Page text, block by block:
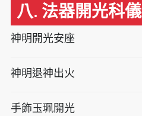
八. 法器開光科儀
神明開光安座
神明退神出火
手飾玉珮開光